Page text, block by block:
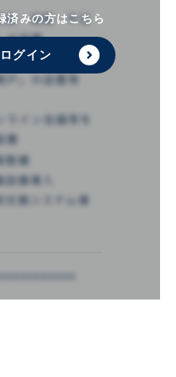
済みの方はこちら
ログイン